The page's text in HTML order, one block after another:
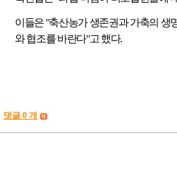
이들은 "축산농가 생존권과 가축의 생
와 협조를 바란다"고 했다.
댓글 0 개